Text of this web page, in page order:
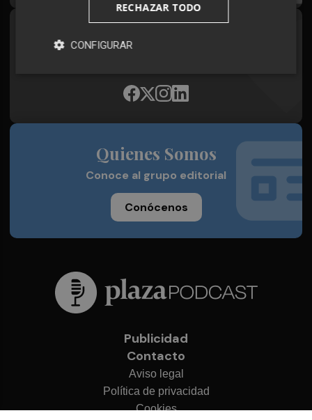
Síguenos en redes
Quienes Somos
Conoce al grupo editorial
Conócenos
Publicidad
Contacto
Aviso legal
Política de privacidad
Cookies
RECHAZAR TODO
CONFIGURAR